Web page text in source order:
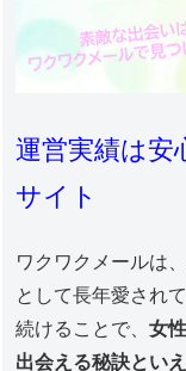
運営実績は安
サイト
ワクワクメールは
として長年愛され
続けることで、女
出会える秘訣とい